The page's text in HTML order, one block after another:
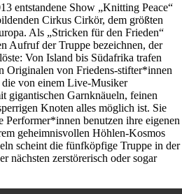
entstandene Show „Knitting Peace“
Cirkus Cirkör, dem größten
Als „Stricken für den Frieden“
Aufruf der Truppe bezeichnen, der
Von Island bis Südafrika trafen
Originalen von Friedens-stifter*innen
von einem Live-Musiker
gigantischen Garnknäueln, feinen
Knoten alles möglich ist. Sie
Performer*innen benutzen ihre eigenen
geheimnisvollen Höhlen-Kosmos
scheint die fünfköpfige Truppe in der
nächsten zerstörerisch oder sogar